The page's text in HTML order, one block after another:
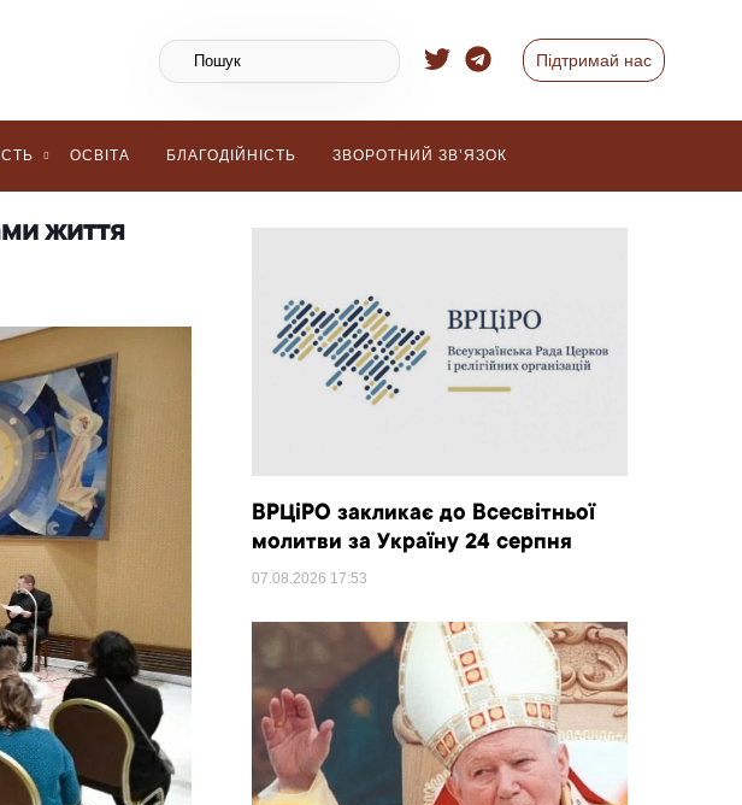
Підтримай нас
ОСВІТА БЛАГОДІЙНІСТЬ ЗВОРОТНИЙ ЗВ’ЯЗОК
життя
ВРЦіРО закликає до Всесвітньої
молитви за Україну 24 серпня
07.08.2026 17:53